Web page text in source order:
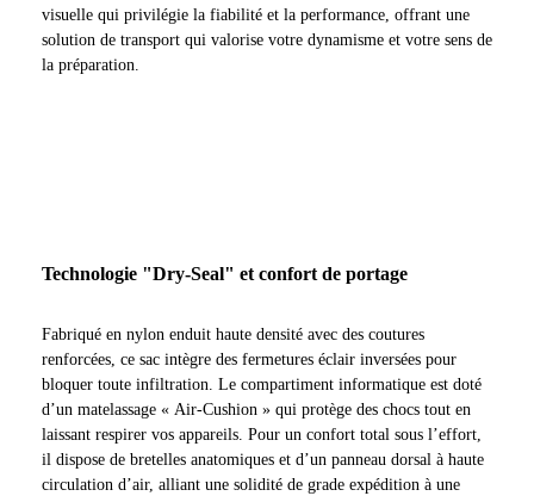
visuelle qui privilégie la fiabilité et la performance, offrant une
solution de transport qui valorise votre dynamisme et votre sens de
la préparation.
Technologie "Dry-Seal" et confort de portage
Fabriqué en nylon enduit haute densité avec des coutures
renforcées, ce sac intègre des fermetures éclair inversées pour
bloquer toute infiltration. Le compartiment informatique est doté
d’un matelassage « Air-Cushion » qui protège des chocs tout en
laissant respirer vos appareils. Pour un confort total sous l’effort,
il dispose de bretelles anatomiques et d’un panneau dorsal à haute
circulation d’air, alliant une solidité de grade expédition à une